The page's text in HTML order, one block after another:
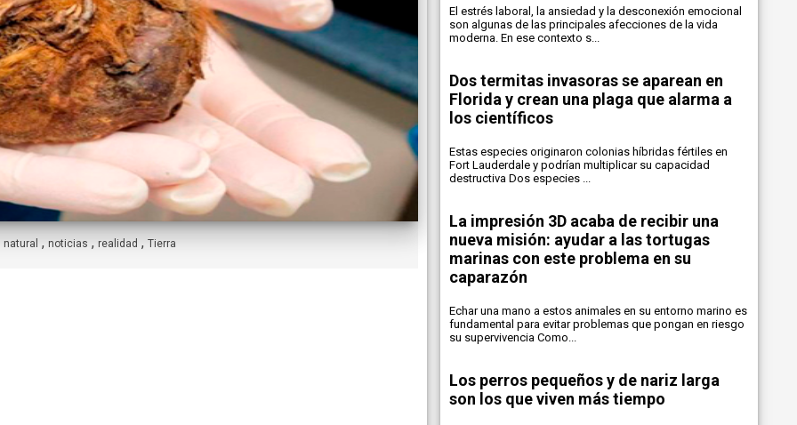
natural , noticias , realidad , Tierra
El estrés laboral, la ansiedad y la desconexión emocional
son algunas de las principales afecciones de la vida
moderna. En ese contexto s...
Dos termitas invasoras se aparean en
Florida y crean una plaga que alarma a
los científicos
Estas especies originaron colonias híbridas fértiles en
Fort Lauderdale y podrían multiplicar su capacidad
destructiva Dos especies ...
La impresión 3D acaba de recibir una
nueva misión: ayudar a las tortugas
marinas con este problema en su
caparazón
Echar una mano a estos animales en su entorno marino es
fundamental para evitar problemas que pongan en riesgo
su supervivencia Como...
Los perros pequeños y de nariz larga
son los que viven más tiempo